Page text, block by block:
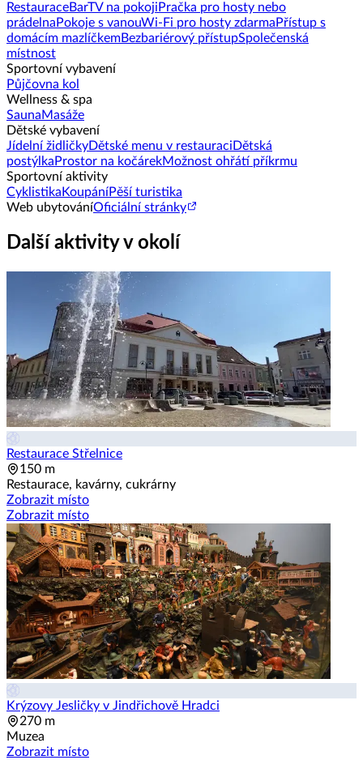
RestauraceBarTV na pokoji Pračka pro hosty nebo
prádelna Pokoje s vanouWi-Fi pro hosty zdarma Přístup s
domácím mazlíčkemBezbariérový přístupSpolečenská
místnost
Sportovní vybavení
Půjčovna kol
Wellness & spa
SaunaMasáže
Dětské vybavení
Jídelní židličkyDětské menu v restauraci Dětská
postýlka Prostor na kočárekMožnost ohřátí příkrmu
Sportovní aktivity
Cyklistika KoupáníPěší turistika
Web ubytováníOficiální stránky
Další aktivity v okolí
Restaurace Střelnice
150 m
Restaurace, kavárny, cukrárny
Zobrazit místo
Zobrazit místo
Krýzovy Jesličky v Jindřichově Hradci
270 m
Muzea
Zobrazit místo